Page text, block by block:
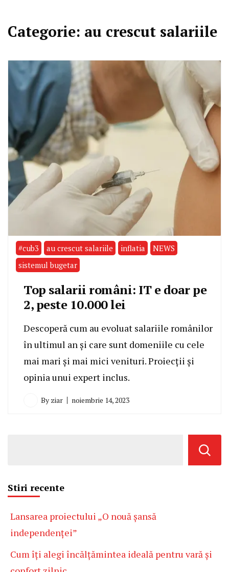
Categorie: au crescut salariile
#cub3 au crescut salariile inflatia
NEWS
sistemul bugetar
Top salarii români: IT e doar pe
2, peste 10.000 lei
Descoperă cum au evoluat salariile românilor
în ultimul an și care sunt domeniile cu cele
mai mari și mai mici venituri. Proiecții și
opinia unui expert inclus.
By ziar noiembrie 14, 2023
Stiri recente
Lansarea proiectului „O nouă șansă
independenței”
Cum îți alegi încălțămintea ideală pentru vară și